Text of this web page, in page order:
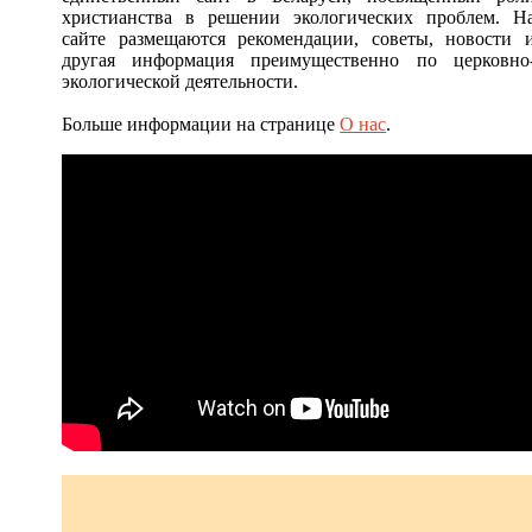
христианства в решении экологических проблем.
сайте размещаются рекомендации, советы, новости
другая информация преимущественно по
экологической деятельности.
Больше информации на страницеО нас.